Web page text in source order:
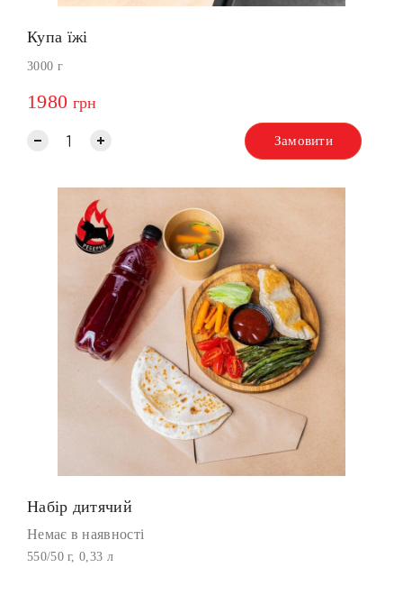
Купа їжі
3000 г
1980 грн
Замовити
Набір дитячий
Немає в наявності
550/50 г, 0,33 л